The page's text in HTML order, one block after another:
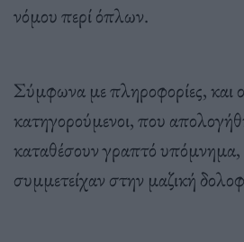
νόμου περί όπλων.
Σύμφωνα με πληροφορίες, και
κατηγορούμενοι, που
καταθέσουν γραπτό υπόμνημα,
συμμετείχαν στην μαζική